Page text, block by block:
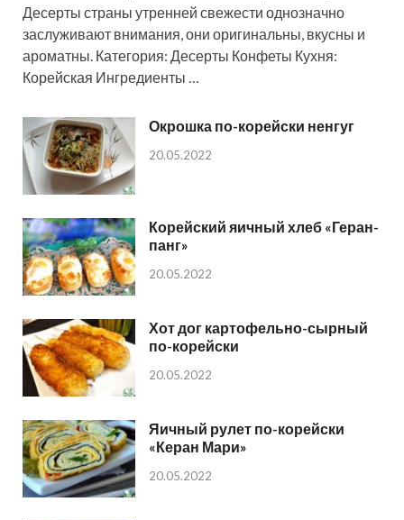
Десерты страны утренней свежести однозначно
заслуживают внимания, они оригинальны, вкусны и
ароматны. Категория: Десерты Конфеты Кухня:
Корейская Ингредиенты …
Окрошка по-корейски ненгуг
20.05.2022
Корейский яичный хлеб «Геран-
панг»
20.05.2022
Хот дог картофельно-сырный
по-корейски
20.05.2022
Яичный рулет по-корейски
«Керан Мари»
20.05.2022